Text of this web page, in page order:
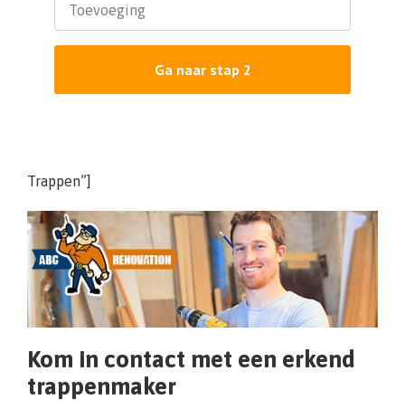
Toevoeging
Ga naar stap 2
Trappen”]
Kom in contact met een erkend
trappenmaker